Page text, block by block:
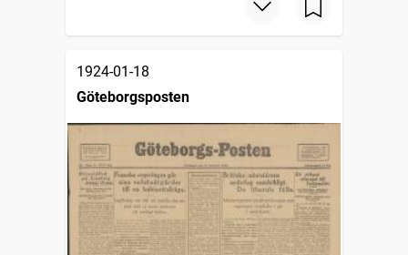
1924-01-18
Göteborgsposten